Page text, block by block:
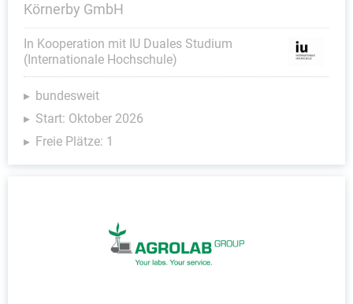
Körnerby GmbH
In Kooperation mit IU Duales Studium
(Internationale Hochschule)
bundesweit
Start: Oktober 2026
Freie Plätze: 1